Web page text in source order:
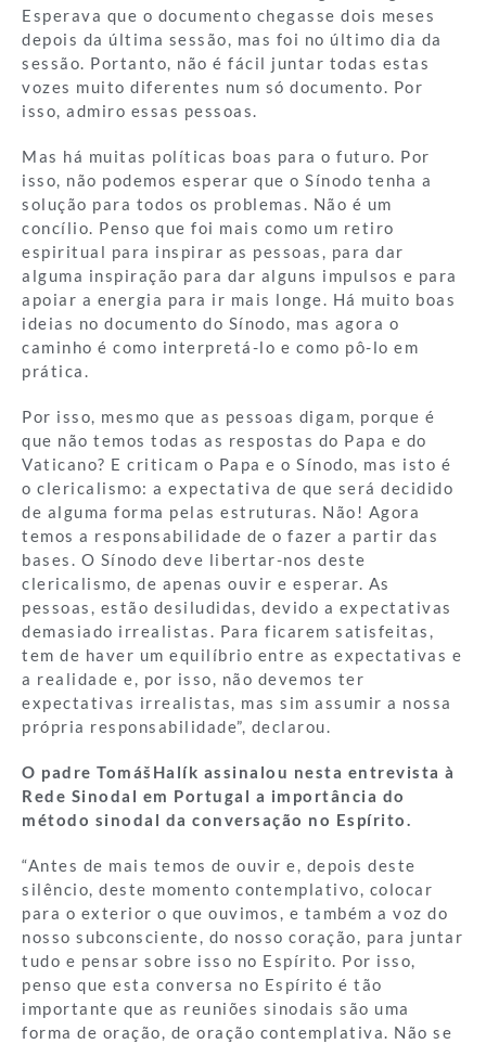
Esperava que o documento chegasse dois meses
depois da última sessão, mas foi no último dia da
sessão. Portanto, não é fácil juntar todas estas
vozes muito diferentes num só documento. Por
isso, admiro essas pessoas.
Mas há muitas políticas boas para o futuro. Por
isso, não podemos esperar que o Sínodo tenha a
solução para todos os problemas. Não é um
concílio. Penso que foi mais como um retiro
espiritual para inspirar as pessoas, para dar
alguma inspiração para dar alguns impulsos e para
apoiar a energia para ir mais longe. Há muito boas
ideias no documento do Sínodo, mas agora o
caminho é como interpretá-lo e como pô-lo em
prática.
Por isso, mesmo que as pessoas digam, porque é
que não temos todas as respostas do Papa e do
Vaticano? E criticam o Papa e o Sínodo, mas isto é
o clericalismo: a expectativa de que será decidido
de alguma forma pelas estruturas. Não! Agora
temos a responsabilidade de o fazer a partir das
bases. O Sínodo deve libertar-nos deste
clericalismo, de apenas ouvir e esperar. As
pessoas, estão desiludidas, devido a expectativas
demasiado irrealistas. Para ficarem satisfeitas,
tem de haver um equilíbrio entre as expectativas e
a realidade e, por isso, não devemos ter
expectativas irrealistas, mas sim assumir a nossa
própria responsabilidade”, declarou.
O padre TomášHalík assinalou nesta entrevista à
Rede Sinodal em Portugal a importância do
método sinodal da conversação no Espírito.
“Antes de mais temos de ouvir e, depois deste
silêncio, deste momento contemplativo, colocar
para o exterior o que ouvimos, e também a voz do
nosso subconsciente, do nosso coração, para juntar
tudo e pensar sobre isso no Espírito. Por isso,
penso que esta conversa no Espírito é tão
importante que as reuniões sinodais são uma
forma de oração, de oração contemplativa. Não se